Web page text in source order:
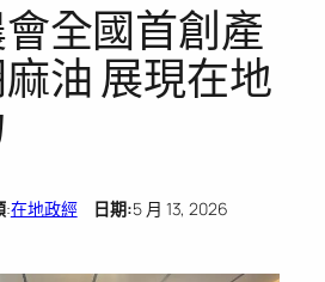
全國首創產
油 展現在地
:在地政經日期:5 月 13, 2026